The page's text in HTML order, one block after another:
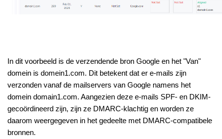
In dit voorbeeld is de verzendende bron Google en het "Van"
domein is domein1.com. Dit betekent dat er e-mails zijn
verzonden vanaf de mailservers van Google namens het
domein domain1.com. Aangezien deze e-mails SPF- en DKIM-
gecoördineerd zijn, zijn ze DMARC-klachtig en worden ze
daarom weergegeven in het gedeelte met DMARC-compatibele
bronnen.